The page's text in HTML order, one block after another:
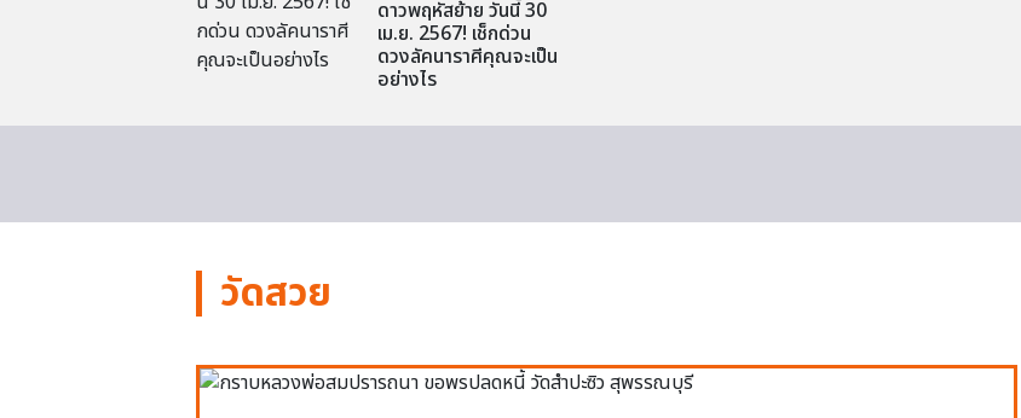
ดาวพฤหัสย้าย วันนี้ 30
เม.ย. 2567! เช็กด่วน
ดวงลัคนาราศีคุณจะเป็น
อย่างไร
วัดสวย